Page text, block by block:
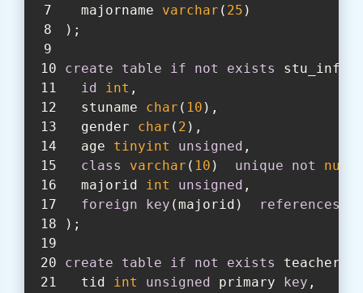
  majorname
varchar ( 25 )
);
create table if not exists
stu_info(
id
int ,
  stuname
char ( 10 ),
  gender
char ( 2 ),
  age
tinyint unsigned ,
class
varchar ( 10 ) unique not
null
  majorid
int unsigned ,
foreign
key (majorid) references
);
create table if not exists
  tid
int unsigned primary key ,